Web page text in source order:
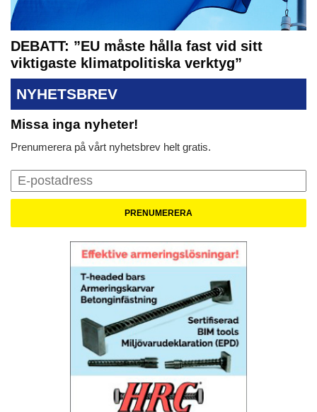
DEBATT: ”EU måste hålla fast vid sitt
viktigaste klimatpolitiska verktyg”
NYHETSBREV
Missa inga nyheter!
Prenumerera på vårt nyhetsbrev helt gratis.